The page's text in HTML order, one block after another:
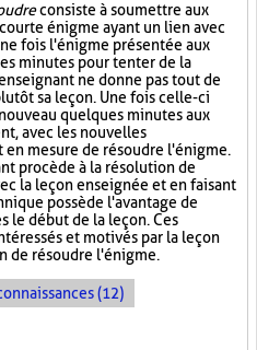
consiste à soumettre aux
énigme ayant un lien avec
fois l'énigme présentée aux
minutes pour tenter de la
ne donne pas tout de
sa leçon. Une fois celle-ci
quelques minutes aux
avec les nouvelles
en mesure de résoudre l'énigme.
procède à la résolution de
la leçon enseignée et en faisant
possède l'avantage de
le début de la leçon. Ces
et motivés par la leçon
de résoudre l'énigme.
(12)